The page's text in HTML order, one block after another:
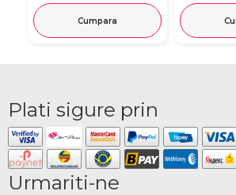
Cumpara
Plati sigure prin
Urmariti-ne